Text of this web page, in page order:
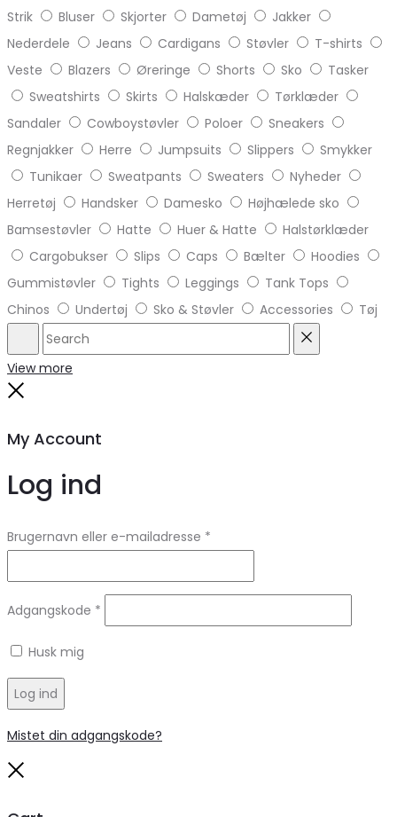
Strik
Bluser Skjorter Dametøj
Jakker
Nederdele
Jeans Cardigans Støvler
T-shirts
Veste
Blazers Øreringe Shorts Sko
Tasker
Sweatshirts
Skirts Halskæder
Tørklæder
Sandaler
Cowboystøvler Poloer
Sneakers
Regnjakker
Herre Jumpsuits Slippers
Smykker
Tunikaer
Sweatpants Sweaters
Nyheder
Herretøj
Handsker Damesko
Højhælede sko
Bamsestøvler
Hatte Huer & Hatte
Halstørklæder
Cargobukser
Slips Caps Bælter
Hoodies
Gummistøvler
Tights Leggings
Tank Tops
Chinos
Undertøj Sko & Støvler Accessories Tøj
Search
View more
My Account
Log ind
Brugernavn eller e-mailadresse *
Adgangskode *
Husk mig
Log ind
Mistet din adgangskode?